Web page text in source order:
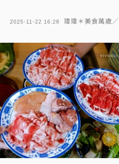
2025-11-22 16:28 瑋瑋＊美食萬歲／